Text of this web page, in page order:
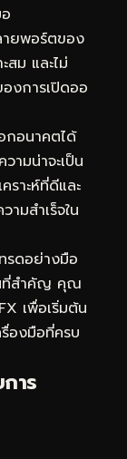
ายพอร์ตของ
ม และไม่
งการเปิดออ
กอนาคตได้
ามน่าจะเป็น
ราะห์ที่ดีและ
ามสำเร็จใน
รดอย่างมือ
ที่สำคัญ คุณ
เพื่อเริ่มต้น
องมือที่ครบ
าร